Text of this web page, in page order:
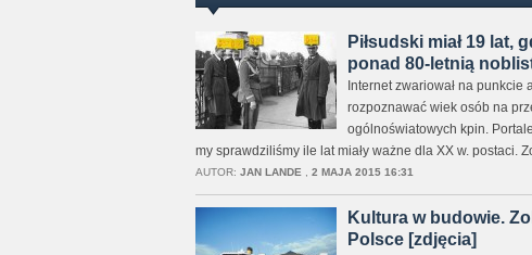
Piłsudski miał 19 lat,
ponad 80-letnią
Internet zwariował na
rozpoznawać wiek osób na
ogólnoświatowych kpin.
my sprawdziliśmy ile lat miały ważne dla XX w. postaci.
AUTOR: JAN LANDE 2 MAJA 2015 16:31
Kultura w budowie.
Polsce [zdjęcia]